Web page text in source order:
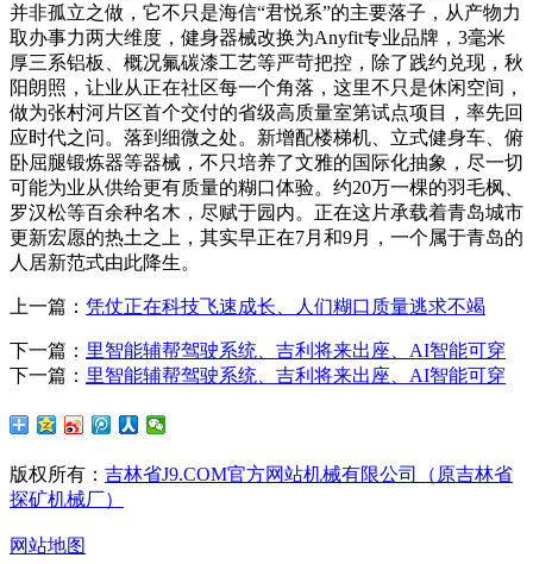
并非孤立之做，它不只是海信“君悦系”的主要落子，从产物力
取办事力两大维度，健身器械改换为Anyfit专业品牌，3毫米
厚三系铝板、概况氟碳漆工艺等严苛把控，除了践约兑现，秋
阳朗照，让业从正在社区每一个角落，这里不只是休闲空间，
做为张村河片区首个交付的省级高质量室第试点项目，率先回
应时代之问。落到细微之处。新增配楼梯机、立式健身车、俯
卧屈腿锻炼器等器械，不只培养了文雅的国际化抽象，尽一切
可能为业从供给更有质量的糊口体验。约20万一棵的羽毛枫、
罗汉松等百余种名木，尽赋于园内。正在这片承载着青岛城市
更新宏愿的热土之上，其实早正在7月和9月，一个属于青岛的
人居新范式由此降生。
上一篇： 凭仗正在科技飞速成长、人们糊口质量逃求不竭
下一篇： 里智能辅帮驾驶系统、吉利将来出座、AI智能可穿
下一篇： 里智能辅帮驾驶系统、吉利将来出座、AI智能可穿
版权所有： 吉林省J9.COM官方网站机械有限公司（原吉林省
探矿机械厂）
网站地图